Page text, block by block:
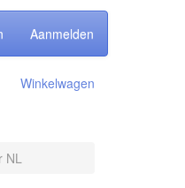
Aanmelden
Winkelwagen
NL